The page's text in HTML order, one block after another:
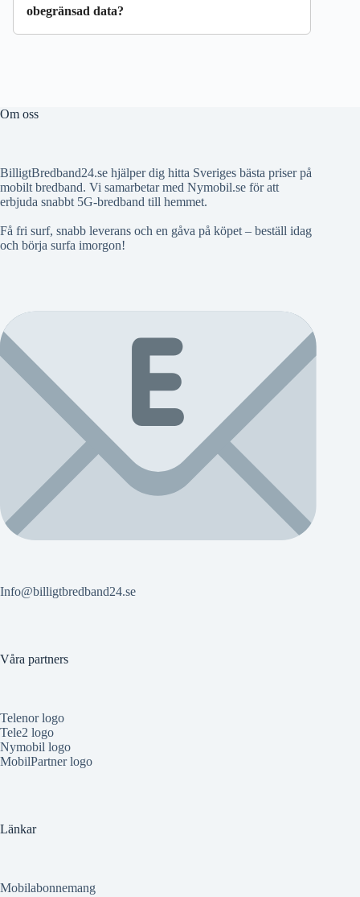
obegränsad data?
Om oss
BilligtBredband24.se hjälper dig hitta Sveriges bästa priser på
mobilt bredband. Vi samarbetar med Nymobil.se för att
erbjuda snabbt 5G-bredband till hemmet.
Få fri surf, snabb leverans och en gåva på köpet – beställ idag
och börja surfa imorgon!
Info@billigtbredband24.se
Våra partners
Telenor logo
Tele2 logo
Nymobil logo
MobilPartner logo
Länkar
Mobilabonnemang